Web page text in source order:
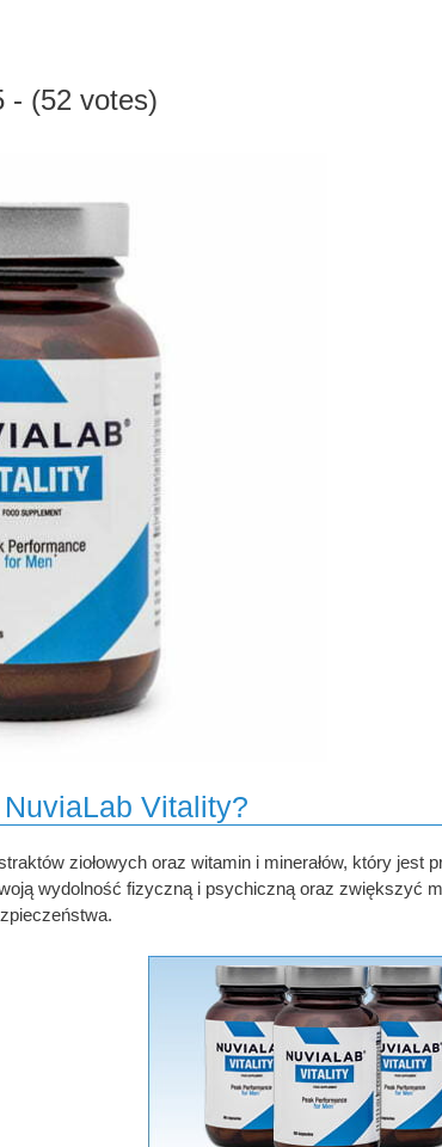
- (52 votes)
Vitality?
ziołowych oraz witamin i minerałów, który
wydolność fizyczną i psychiczną oraz zwiększyć